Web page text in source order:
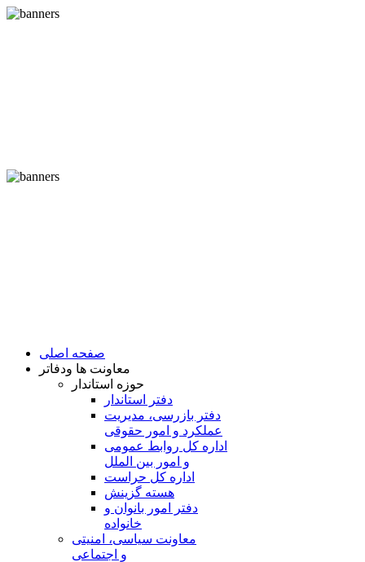
صفحه اصلی
معاونت ها ودفاتر
حوزه استاندار
دفتر استاندار
دفتر بازرسی، مدیریت
عملکرد و امور حقوقی
اداره کل روابط عمومی
و امور بین الملل
اداره کل حراست
هسته گزینش
دفتر امور بانوان و
خانواده
معاونت سیاسی، امنیتی
و اجتماعی